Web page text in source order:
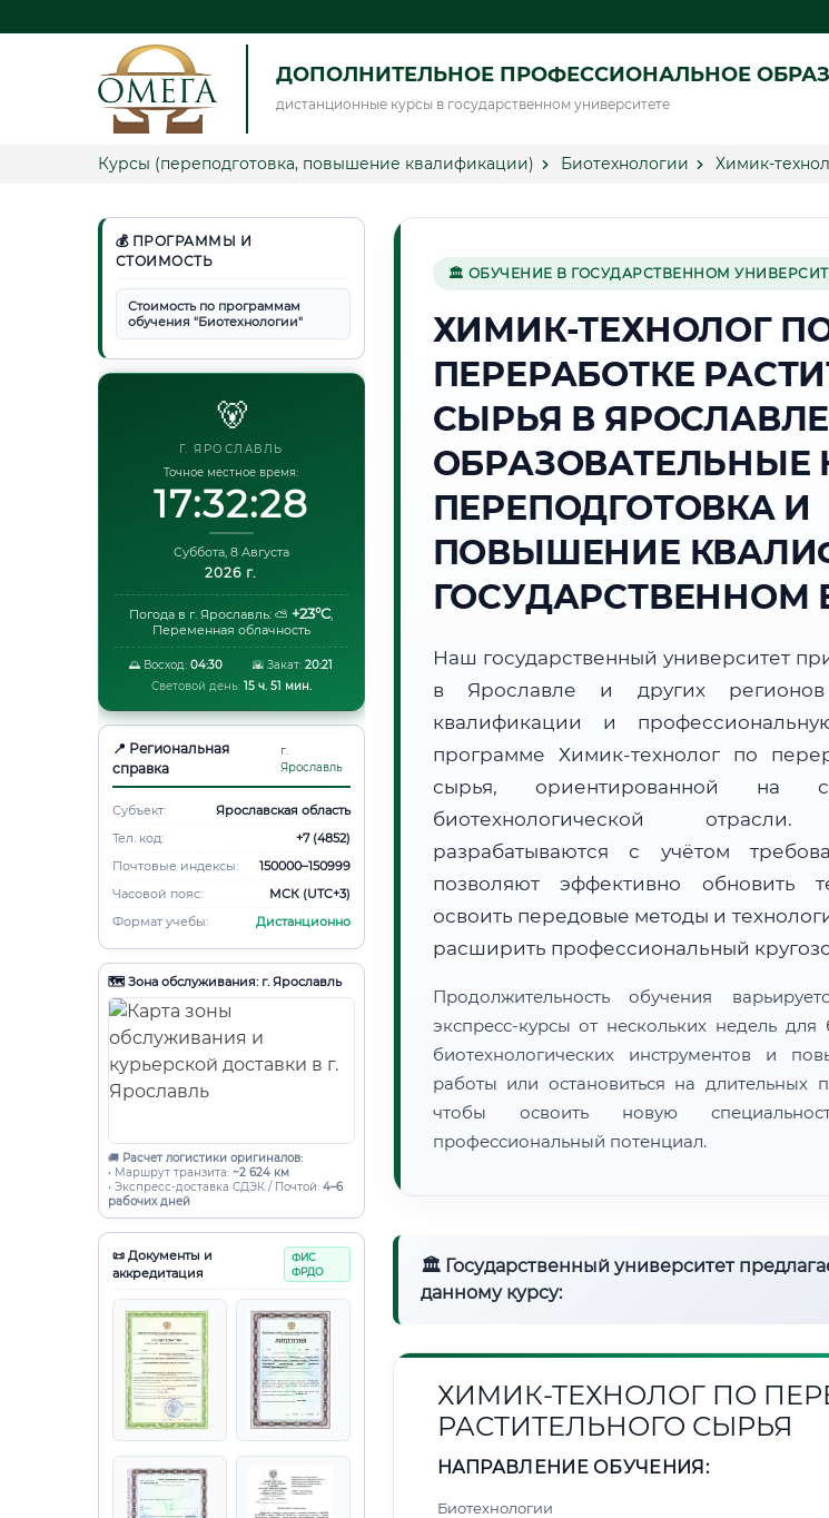
ДОПОЛНИТЕЛЬНОЕ ПРОФЕССИОНАЛЬНОЕ
дистанционные курсы в государственном университете
Курсы (переподготовка, повышение квалификации) Биотехнологии Химик-
💰 ПРОГРАММЫ И
СТОИМОСТЬ
Стоимость по программам
обучения "Биотехнологии"
🐻
Г. ЯРОСЛАВЛЬ
Точное местное время:
17:32:29
Суббота, 8 Августа
2026 г.
Погода в г. Ярославль: ⛅ +23°C,
Переменная облачность
🌅 Восход: 04:30 🌇 Закат: 20:21
Световой день: 15 ч. 51 мин.
📍 Региональная
справка
г.
Ярославль
Субъект:
Ярославская область
Тел. код:
+7 (4852)
Почтовые индексы:
150000–150999
Часовой пояс:
МСК (UTC+3)
Формат учебы:
Дистанционно
🗺️ Зона обслуживания: г. Ярославль
🚚 Расчет логистики оригиналов:
• Маршрут транзита: ~2 624 км
• Экспресс-доставка СДЭК / Почтой: 4–6
рабочих дней
📜 Документы и
аккредитация
ФИС
ФРДО
🏛 ОБУЧЕНИЕ В ГОСУДАРСТВЕННОМ
ХИМИК-ТЕХНОЛОГ
ПЕРЕРАБОТКЕ
СЫРЬЯ В
ОБРАЗОВАТЕЛЬНЫЕ
ПЕРЕПОДГОТОВКА И
ПОВЫШЕНИЕ
ГОСУДАРСТВЕННОМ
Наш государственный университет
в Ярославле и других
квалификации и
программе Химик-технолог по
сырья, ориентированной на
биотехнологической
разрабатываются с учётом
позволяют эффективно обновить
освоить передовые методы и
расширить профессиональный
Продолжительность обучения
экспресс-курсы от нескольких недель
биотехнологических инструментов и
работы или остановиться на длительных
чтобы освоить новую
профессиональный потенциал.
🏛 Государственный университет
данному курсу:
ХИМИК-ТЕХНОЛОГ ПО
РАСТИТЕЛЬНОГО СЫРЬЯ
НАПРАВЛЕНИЕ ОБУЧЕНИЯ:
Биотехнологии